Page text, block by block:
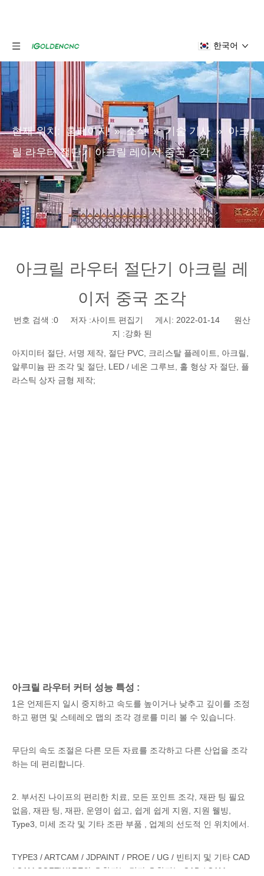
한국어
현재 위치: 홈페이지 » 소식 » 기술 기사 »
아크
릴 라우터 절단기 아크릴 레이저 중국 조각
아크릴 라우터 절단기 아크릴 레
이저 중국 조각
번호 검색 :0 저자 :사이트 편집기 게시: 2022-01-14 원산
지 :강화 된
아지미터 절단, 서명 제작, 절단 PVC, 크리스탈 플레이트, 아크릴,
알루미늄 판 조각 및 절단, LED / 네온 그루브, 홀 형상 자 절단, 플
라스틱 상자 금형 제작;
아크릴 라우터 커터 성능 특성 :
1은 언제든지 일시 중지하고 속도를 높이거나 낮추고 깊이를 조정
하고 평면 및 스테레오 맵의 조각 경로를 미리 볼 수 있습니다.
무단의 속도 조절은 다른 모든 자료를 조각하고 다른 산업을 조각
하는 데 편리합니다.
2. 부서진 나이프의 편리한 치료, 모든 포인트 조각, 재판 팅 필요
없음, 재판 팅, 재판, 운영이 쉽고, 쉽게 쉽게 지원, 지원 웰빙,
Type3, 미세 조각 및 기타 조판 부품 , 업계의 선도적 인 위치에서.
TYPE3 / ARTCAM / JDPAINT / PROE / UG / 빈티지 및 기타 CAD
/ CAM SOFTWARE와 호환되는 것과 호환되는 CAD / CAM